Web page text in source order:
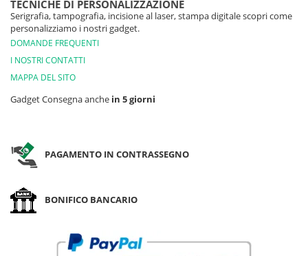
TECNICHE DI PERSONALIZZAZIONE
Serigrafia, tampografia, incisione al laser, stampa digitale scopri come
personalizziamo i nostri gadget.
DOMANDE FREQUENTI
I NOSTRI CONTATTI
MAPPA DEL SITO
Gadget Consegna anche in 5 giorni
PAGAMENTO IN CONTRASSEGNO
BONIFICO BANCARIO